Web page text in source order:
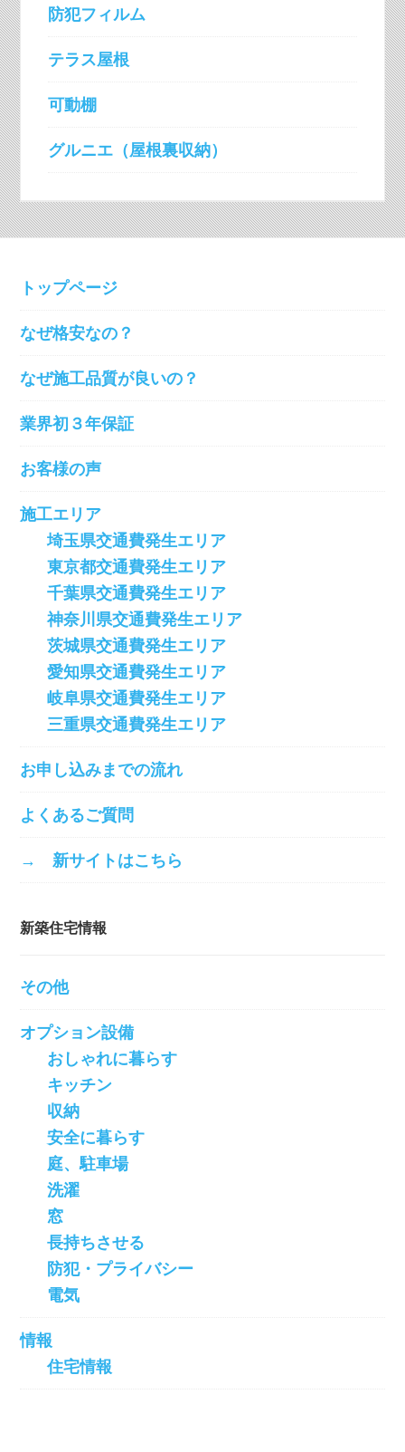
防犯フィルム
テラス屋根
可動棚
グルニエ（屋根裏収納）
トップページ
なぜ格安なの？
なぜ施工品質が良いの？
業界初３年保証
お客様の声
施工エリア
埼玉県交通費発生エリア
東京都交通費発生エリア
千葉県交通費発生エリア
神奈川県交通費発生エリア
茨城県交通費発生エリア
愛知県交通費発生エリア
岐阜県交通費発生エリア
三重県交通費発生エリア
お申し込みまでの流れ
よくあるご質問
→ 新サイトはこちら
新築住宅情報
その他
オプション設備
おしゃれに暮らす
キッチン
収納
安全に暮らす
庭、駐車場
洗濯
窓
長持ちさせる
防犯・プライバシー
電気
情報
住宅情報